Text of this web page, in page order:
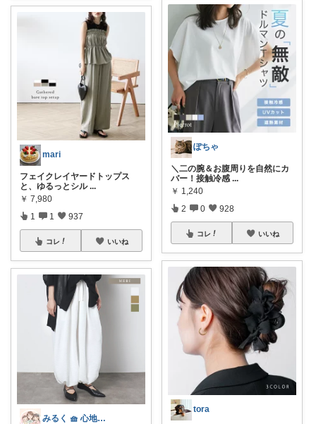
mari
フェイクレイヤードトップス
と、ゆるっとシル ...
￥ 7,980
1 1 937
コレ いいね
みるく 🧺 心地よい、上質な暮らしを
ぽちゃ
＼二の腕＆お腹周りを自然にカ
バー！接触冷感 ...
￥ 1,240
2 0 928
コレ いいね
tora